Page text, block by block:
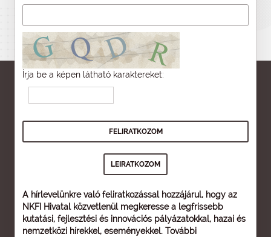
Írja be a képen látható karaktereket:
A hírlevelünkre való feliratkozással hozzájárul, hogy az
NKFI Hivatal közvetlenül megkeresse a legfrissebb
kutatási, fejlesztési és innovációs pályázatokkal, hazai és
nemzetközi hírekkel, eseményekkel. További